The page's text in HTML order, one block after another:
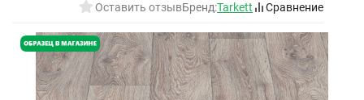
Оставить отзывБренд:Tarkett Сравнение